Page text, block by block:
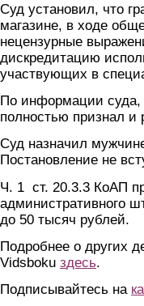
Суд установил, что
магазине, в ходе
нецензурные
дискредитацию
участвующих в
По информации суда,
полностью признал и
Суд назначил
Постановление не
Ч. 1 ст. 20.3.3 КоАП
административного
до 50 тысяч рублей.
Подробнее о других
Vidsboku здесь.
Подписывайтесь на